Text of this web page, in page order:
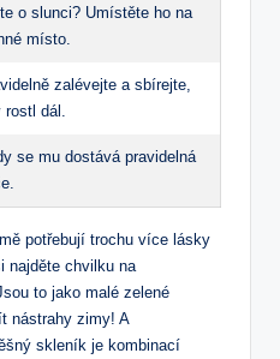
o slunci? Umístěte ho na
místo.
zalévejte a sbírejte,
rostl dál.
se mu dostává pravidelná
potřebují trochu více lásky
najděte chvilku na
to jako malé zelené
nástrahy zimy! A
skleník je kombinací